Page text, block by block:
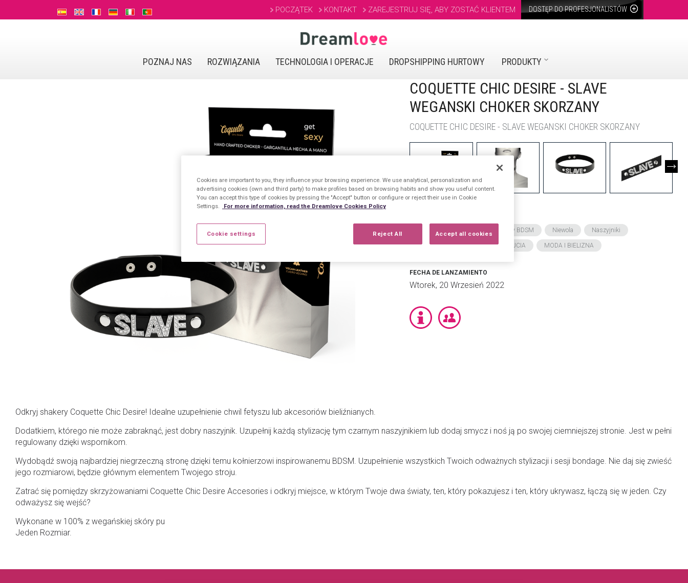
DOSTĘP DO PROFESJONALISTÓW
POCZĄTEK KONTAKT ZAREJESTRUJ SIĘ, ABY ZOSTAĆ KLIENTEM
POZNAJ NAS ROZWIĄZANIA TECHNOLOGIA I OPERACJE DROPSHIPPING HURTOWY PRODUKTY
COQUETTE CHIC DESIRE - SLAVE
WEGANSKI CHOKER SKORZANY
COQUETTE CHIC DESIRE - SLAVE WEGANSKI CHOKER SKORZANY
BDSM i NIEWOLA Przedmioty BDSM Niewola Naszyjniki
ZABAWKI DOBREGO SAMOPOCZUCIA MODA I BIELIZNA
FECHA DE LANZAMIENTO
Wtorek, 20 Wrzesień 2022
Odkryj shakery Coquette Chic Desire! Idealne uzupełnienie chwil fetyszu lub akcesoriów bieliźnianych.
Dodatkiem, którego nie może zabraknąć, jest dobry naszyjnik. Uzupełnij każdą stylizację tym czarnym naszyjnikiem lub dodaj smycz i noś ją po swojej ciemniejszej stronie. Jest w pełni
regulowany dzięki wspornikom.
Wydobądź swoją najbardziej niegrzeczną stronę dzięki temu kołnierzowi inspirowanemu BDSM. Uzupełnienie wszystkich Twoich odważnych stylizacji i sesji bondage. Nie daj się zwieść
jego rozmiarowi, będzie głównym elementem Twojego stroju.
Zatrać się pomiędzy skrzyżowaniami Coquette Chic Desire Accesories i odkryj miejsce, w którym Twoje dwa światy, ten, który pokazujesz i ten, który ukrywasz, łączą się w jeden. Czy
odważysz się wejść?
Wykonane w 100% z wegańskiej skóry pu
Jeden Rozmiar.
Cookies are important to you, they influence your browsing experience. We use analytical, personalization and
advertising cookies (own and third party) to make profiles based on browsing habits and show you useful content.
You can accept this type of cookies by pressing the "Accept" button or configure or reject their use in Cookie
Settings.
For more information, read the Dreamlove Cookies Policy
Reject All Accept all cookies
Cookie settings